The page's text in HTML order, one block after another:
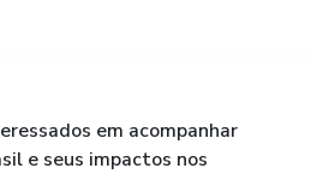
em acompanhar
e seus impactos nos